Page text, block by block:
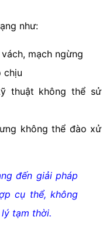
như:
mạch ngừng
chịu
thuật không thể sử
không thể đào xử
đến giải pháp
cụ thể, không
tạm thời.